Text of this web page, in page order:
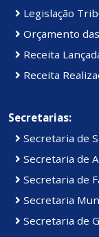
Legislação
Orçamento
Receita
Receita
Secretarias:
Secretaria de
Secretaria de
Secretaria de
Secretaria
Secretaria de